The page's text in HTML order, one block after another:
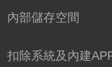
內部儲存空間
扣除系統及內建